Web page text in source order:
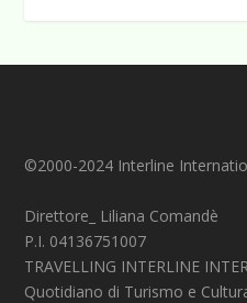
©2000-2024 Interline
Direttore_ Liliana Comandè
P.I. 04136751007
TRAVELLING INTERLINE
Quotidiano di Turismo e